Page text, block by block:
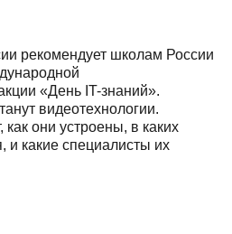
рекомендует школам России
«День IT-знаний».
видеотехнологии.
они устроены, в каких
и какие специалисты их